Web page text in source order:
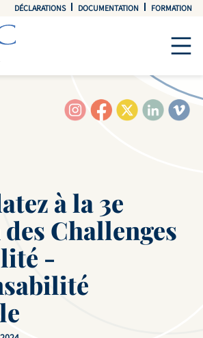
DÉCLARATIONS DOCUMENTATION FORMATION
à la 3e
Challenges
-